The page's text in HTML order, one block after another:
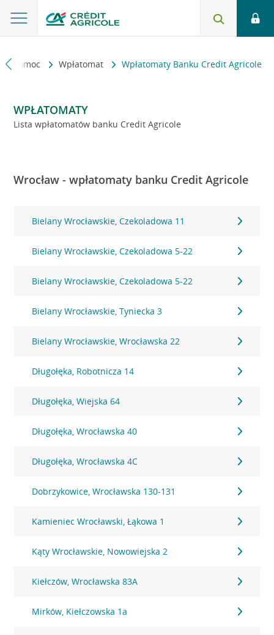
i pomoc Wpłatomat Wpłatomaty Banku Credit Agricole
WPŁATOMATY
Lista wpłatomatów banku Credit Agricole
Wrocław - wpłatomaty banku Credit Agricole
Bielany Wrocławskie, Czekoladowa 11
Bielany Wrocławskie, Czekoladowa 5-22
Bielany Wrocławskie, Czekoladowa 5-22
Bielany Wrocławskie, Tyniecka 3
Bielany Wrocławskie, Wrocławska 22
Długołęka, Robotnicza 14
Długołęka, Wiejska 64
Długołęka, Wrocławska 40
Długołęka, Wrocławska 4C
Dobrzykowice, Wrocławska 130-131
Kamieniec Wrocławski, Łąkowa 1
Kąty Wrocławskie, Nowowiejska 2
Kiełczów, Wrocławska 83A
Mirków, Kiełczowska 1a